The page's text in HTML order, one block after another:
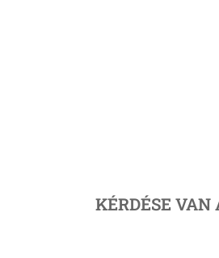
KÉRDÉSE VAN